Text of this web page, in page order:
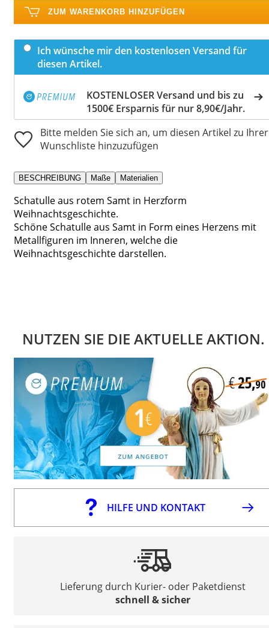
ZUM WARENKORB HINZUFÜGEN
Ich wünsche mir den kostenlosen Versand für
diesen Artikel.
KOSTENLOSER Versand und bis zu
1500€ Ersparnis für nur 8,90€/Jahr.
Bitte melden Sie sich an, um diesen Artikel zu Ihrer
Wunschliste hinzuzufügen
BESCHREIBUNG Maße Materialien
Schatulle aus rotem Samt in Herzform
Weihnachtsgeschichte.
Schöne Schatulle aus Samt in Form eines Herzens mit
Metallfiguren im Inneren, welche die
Weihnachtsgeschichte darstellen.
NUTZEN SIE DIE AKTUELLE AKTION.
HILFE UND KONTAKT
Lieferung durch Kurier- oder Paketdienst
schnell & sicher